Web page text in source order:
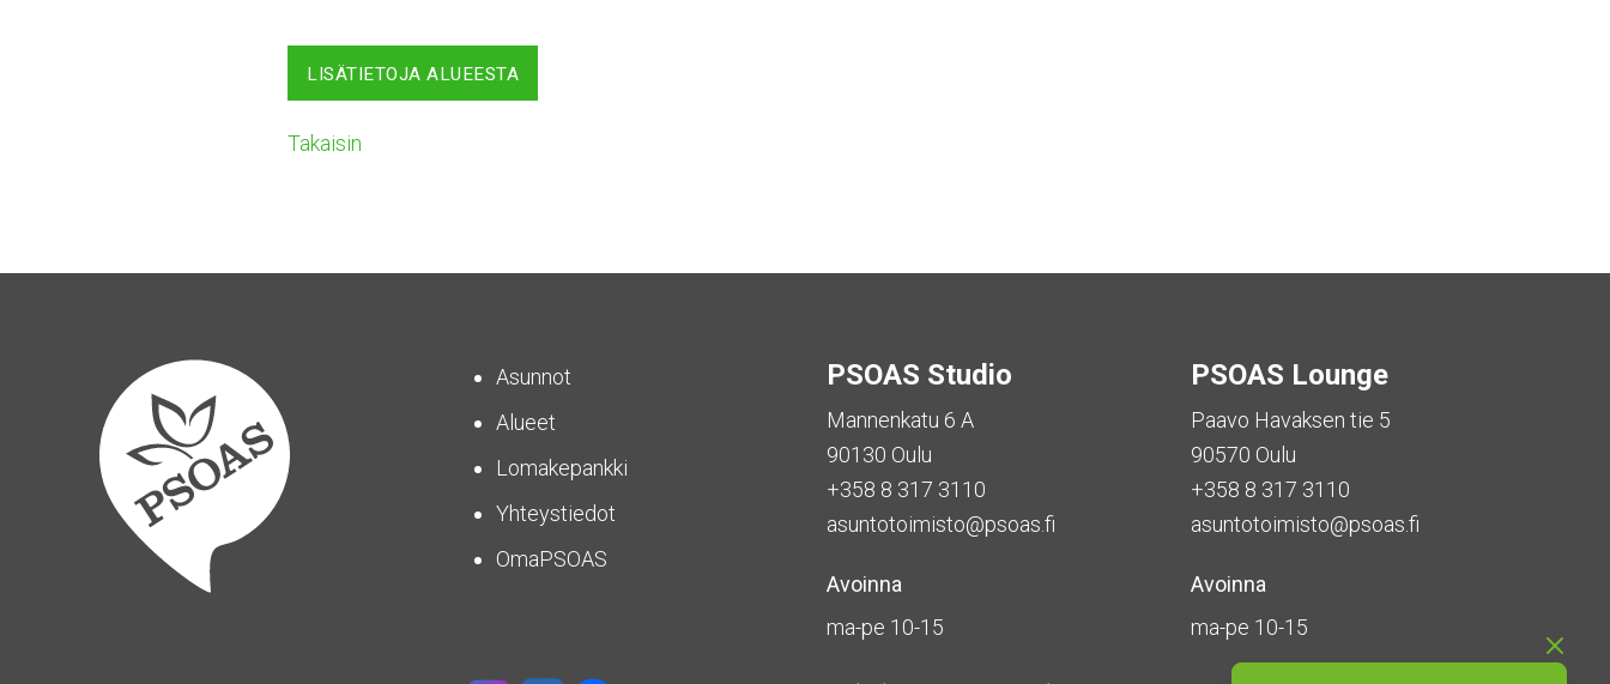
LISÄTIETOJA ALUEESTA
Takaisin
Asunnot
Alueet
Lomakepankki
Yhteystiedot
OmaPSOAS
PSOAS Studio
Mannenkatu 6 A
90130 Oulu
+358 8 317 3110
asuntotoimisto@psoas.fi
Avoinna
ma-pe 10-15
PSOAS Lounge
Paavo Havaksen tie 5
90570 Oulu
+358 8 317 3110
asuntotoimisto@psoas.fi
Avoinna
ma-pe 10-15